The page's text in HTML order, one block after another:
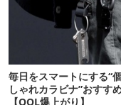
毎日をスマートにする“
しゃれカラビナ”おすす
【QOL爆上がり】